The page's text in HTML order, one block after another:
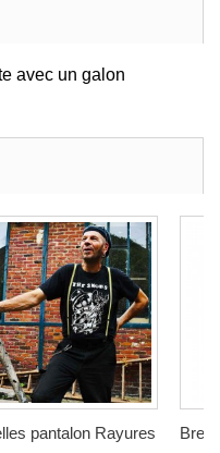
avec un galon
pantalon Rayures